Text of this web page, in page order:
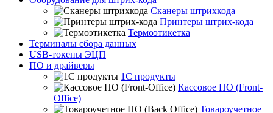
Сканеры штрихкода
Принтеры штрих-кода
Термоэтикетка
Терминалы сбора данных
USB-токены ЭЦП
ПО и драйверы
1С продукты
Кассовое ПО (Front-
Office)
Товароучетное